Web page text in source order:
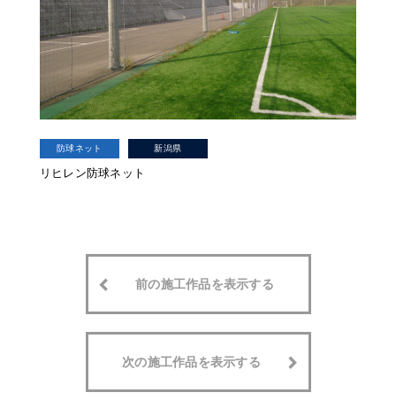
防球ネット 新潟県
リヒレン防球ネット
前の施工作品を表示する
次の施工作品を表示する